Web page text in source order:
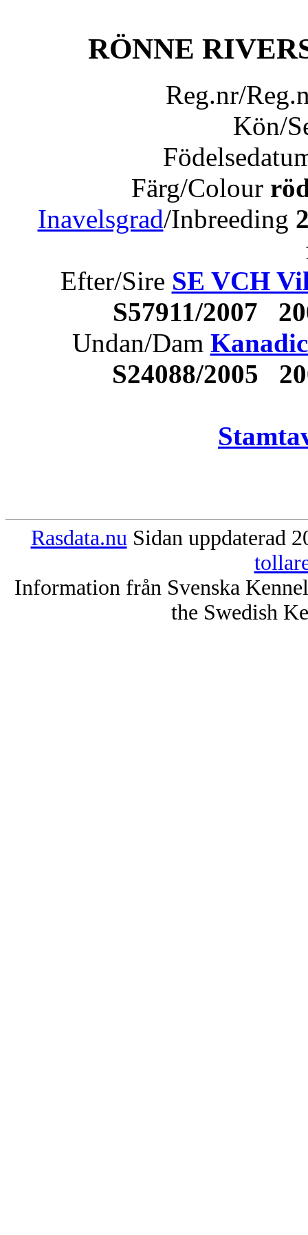
RÖNNE
Reg.nr/
Kön/
Färg/Colour
Inavelsgrad/Inbreeding
Efter/Sire SE VCH
S57911/2007
Undan/Dam
S24088/2005
Rasdata.nu Sidan uppdaterad
Information från Svenska
the Swedish